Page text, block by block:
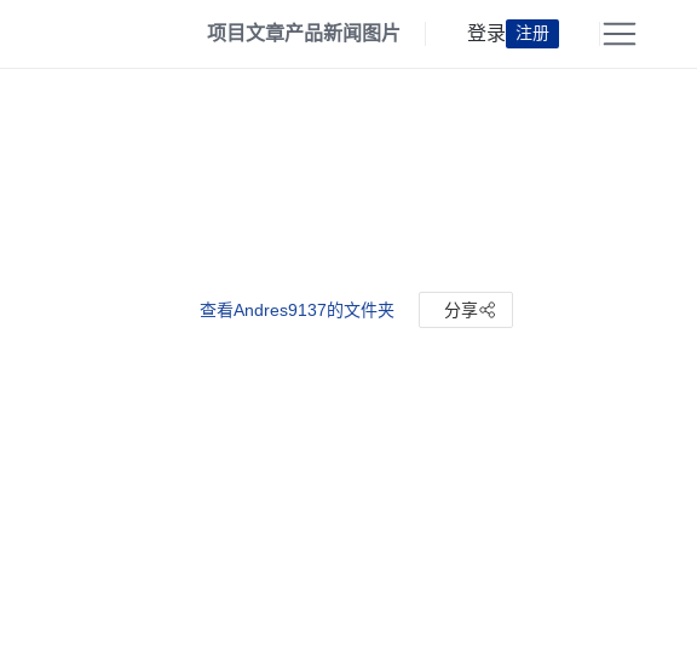
项目文章产品新闻 图片 登录 注册
查看Andres9137的文件夹 分享